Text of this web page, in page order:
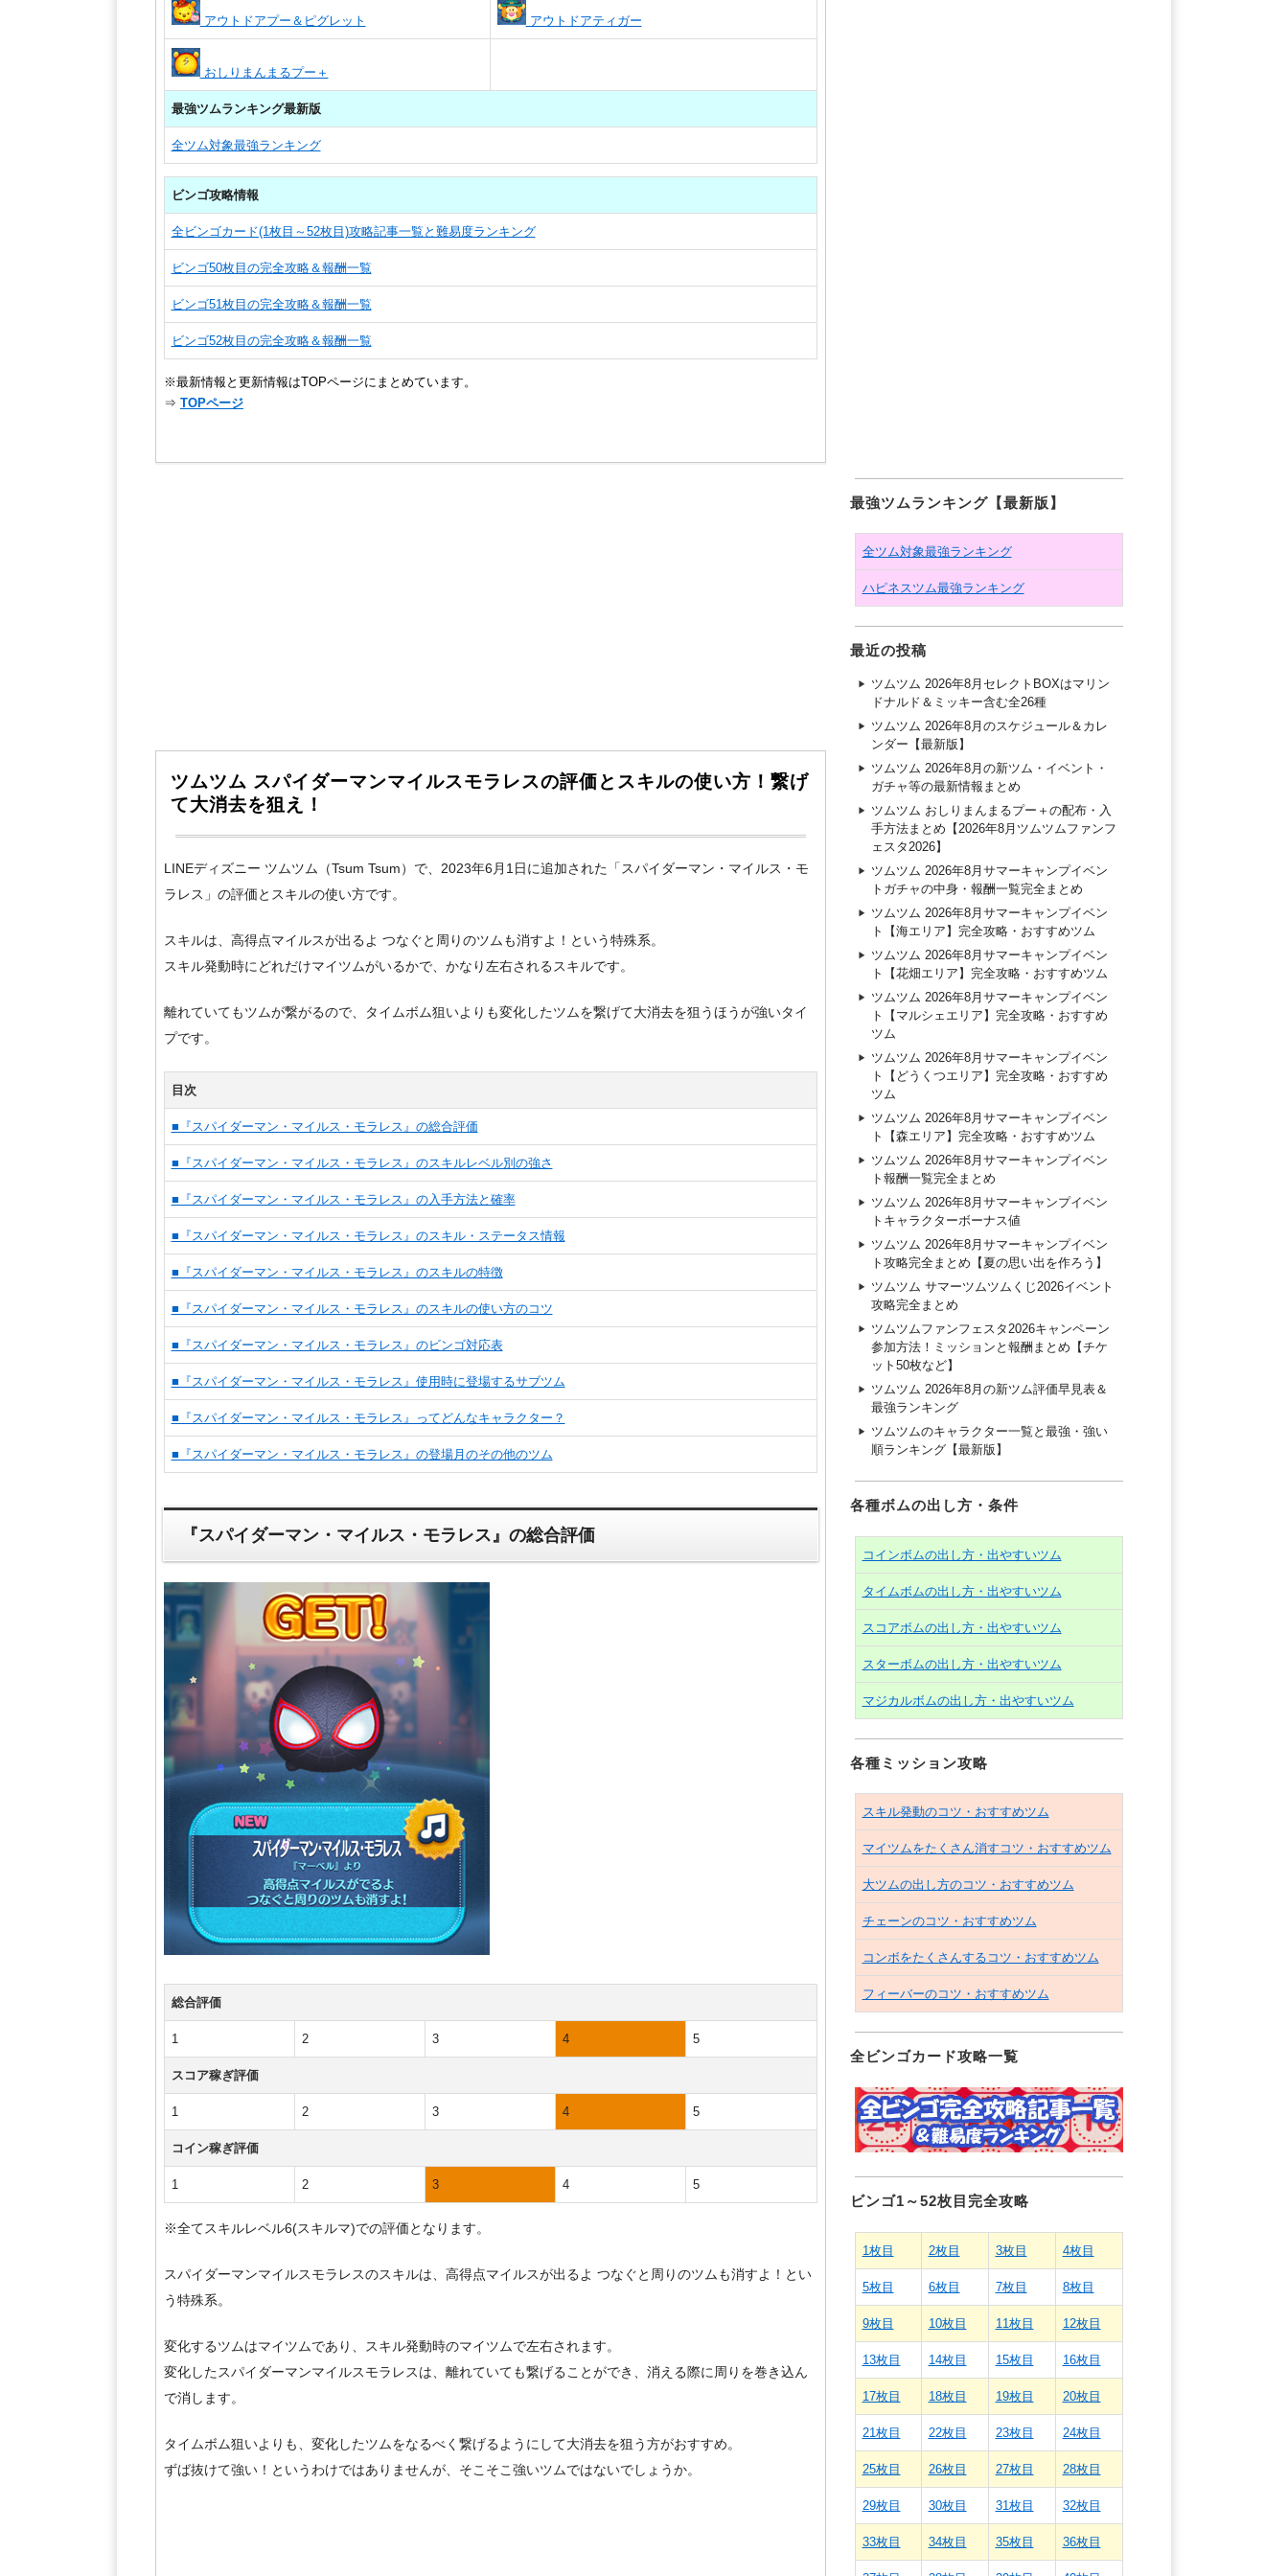
アウトドアプー＆ピグレット アウトドアティガー
おしりまんまるプー＋
最強ツムランキング最新版
全ツム対象最強ランキング
ビンゴ攻略情報
全ビンゴカード(1枚目～52枚目)攻略記事一覧と難易度ランキング
ビンゴ50枚目の完全攻略＆報酬一覧
ビンゴ51枚目の完全攻略＆報酬一覧
ビンゴ52枚目の完全攻略＆報酬一覧
※最新情報と更新情報はTOPページにまとめています。
⇒ TOPページ
ツムツム スパイダーマンマイルスモラレスの評価とスキルの使い方！繋げ
て大消去を狙え！
LINEディズニー ツムツム（Tsum Tsum）で、2023年6月1日に追加された「スパイダーマン・マイルス・モ
ラレス」の評価とスキルの使い方です。
スキルは、高得点マイルスが出るよ つなぐと周りのツムも消すよ！という特殊系。
スキル発動時にどれだけマイツムがいるかで、かなり左右されるスキルです。
離れていてもツムが繋がるので、タイムボム狙いよりも変化したツムを繋げて大消去を狙うほうが強いタイ
プです。
目次
■『スパイダーマン・マイルス・モラレス』の総合評価
■『スパイダーマン・マイルス・モラレス』のスキルレベル別の強さ
■『スパイダーマン・マイルス・モラレス』の入手方法と確率
■『スパイダーマン・マイルス・モラレス』のスキル・ステータス情報
■『スパイダーマン・マイルス・モラレス』のスキルの特徴
■『スパイダーマン・マイルス・モラレス』のスキルの使い方のコツ
■『スパイダーマン・マイルス・モラレス』のビンゴ対応表
■『スパイダーマン・マイルス・モラレス』使用時に登場するサブツム
■『スパイダーマン・マイルス・モラレス』ってどんなキャラクター？
■『スパイダーマン・マイルス・モラレス』の登場月のその他のツム
『スパイダーマン・マイルス・モラレス』の総合評価
総合評価
1 2 3 4 5
スコア稼ぎ評価
1 2 3 4 5
コイン稼ぎ評価
1 2 3 4 5
※全てスキルレベル6(スキルマ)での評価となります。
スパイダーマンマイルスモラレスのスキルは、高得点マイルスが出るよ つなぐと周りのツムも消すよ！とい
う特殊系。
変化するツムはマイツムであり、スキル発動時のマイツムで左右されます。
変化したスパイダーマンマイルスモラレスは、離れていても繋げることができ、消える際に周りを巻き込ん
で消します。
タイムボム狙いよりも、変化したツムをなるべく繋げるようにして大消去を狙う方がおすすめ。
ずば抜けて強い！というわけではありませんが、そこそこ強いツムではないでしょうか。
最強ツムランキング【最新版】
全ツム対象最強ランキング
ハピネスツム最強ランキング
最近の投稿
ツムツム 2026年8月セレクトBOXはマリン
ドナルド＆ミッキー含む全26種
ツムツム 2026年8月のスケジュール＆カレ
ンダー【最新版】
ツムツム 2026年8月の新ツム・イベント・
ガチャ等の最新情報まとめ
ツムツム おしりまんまるプー＋の配布・入
手方法まとめ【2026年8月ツムツムファンフ
ェスタ2026】
ツムツム 2026年8月サマーキャンプイベン
トガチャの中身・報酬一覧完全まとめ
ツムツム 2026年8月サマーキャンプイベン
ト【海エリア】完全攻略・おすすめツム
ツムツム 2026年8月サマーキャンプイベン
ト【花畑エリア】完全攻略・おすすめツム
ツムツム 2026年8月サマーキャンプイベン
ト【マルシェエリア】完全攻略・おすすめ
ツム
ツムツム 2026年8月サマーキャンプイベン
ト【どうくつエリア】完全攻略・おすすめ
ツム
ツムツム 2026年8月サマーキャンプイベン
ト【森エリア】完全攻略・おすすめツム
ツムツム 2026年8月サマーキャンプイベン
ト報酬一覧完全まとめ
ツムツム 2026年8月サマーキャンプイベン
トキャラクターボーナス値
ツムツム 2026年8月サマーキャンプイベン
ト攻略完全まとめ【夏の思い出を作ろう】
ツムツム サマーツムツムくじ2026イベント
攻略完全まとめ
ツムツムファンフェスタ2026キャンペーン
参加方法！ミッションと報酬まとめ【チケ
ット50枚など】
ツムツム 2026年8月の新ツム評価早見表＆
最強ランキング
ツムツムのキャラクター一覧と最強・強い
順ランキング【最新版】
各種ボムの出し方・条件
コインボムの出し方・出やすいツム
タイムボムの出し方・出やすいツム
スコアボムの出し方・出やすいツム
スターボムの出し方・出やすいツム
マジカルボムの出し方・出やすいツム
各種ミッション攻略
スキル発動のコツ・おすすめツム
マイツムをたくさん消すコツ・おすすめツム
大ツムの出し方のコツ・おすすめツム
チェーンのコツ・おすすめツム
コンボをたくさんするコツ・おすすめツム
フィーバーのコツ・おすすめツム
全ビンゴカード攻略一覧
ビンゴ1～52枚目完全攻略
1枚目 2枚目 3枚目 4枚目
5枚目 6枚目 7枚目 8枚目
9枚目 10枚目 11枚目 12枚目
13枚目 14枚目 15枚目 16枚目
17枚目 18枚目 19枚目 20枚目
21枚目 22枚目 23枚目 24枚目
25枚目 26枚目 27枚目 28枚目
29枚目 30枚目 31枚目 32枚目
33枚目 34枚目 35枚目 36枚目